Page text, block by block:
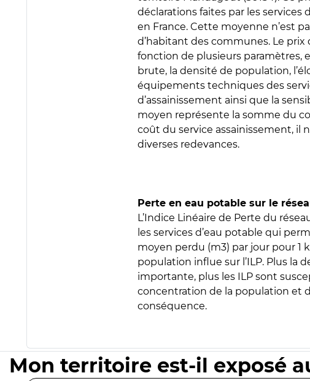
déclarations faites par les services
en France. Cette moyenne n’est
d’habitant des communes. Le prix
fonction de plusieurs paramètres,
brute, la densité de population,
équipements techniques des
d’assainissement ainsi que la
moyen représente la somme du
coût du service assainissement, il
diverses redevances.
Perte en eau potable sur le
L’Indice Linéaire de Perte du
les services d’eau potable qui
moyen perdu (m3) par jour pour 1
population influe sur l’ILP. Plus la
importante, plus les ILP sont
concentration de la population et
conséquence.
Mon territoire est-il exposé